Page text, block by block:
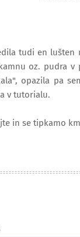
tudi en
oz. pudra v
opazila pa
v tutorialu.
in se tipkamo